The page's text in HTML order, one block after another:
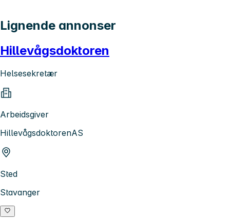
Lignende annonser
Hillevågsdoktoren
Helsesekretær
Arbeidsgiver
HillevågsdoktorenAS
Sted
Stavanger